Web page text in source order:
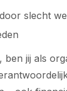
door slecht
ben jij als